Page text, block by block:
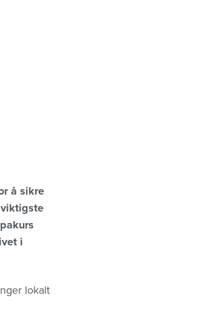
å sikre
i
lokalt